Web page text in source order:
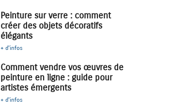
Peinture sur verre : comment
créer des objets décoratifs
élégants
+ d'infos
Comment vendre vos œuvres de
peinture en ligne : guide pour
artistes émergents
+ d'infos